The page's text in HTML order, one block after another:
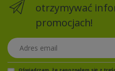
otrzymywać
promocjach!
Adres email